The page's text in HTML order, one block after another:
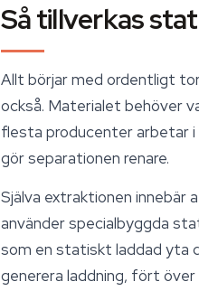
Så tillverkas
Allt börjar med ordentligt
också. Materialet behöver
flesta producenter arbetar i
gör separationen renare.
Själva extraktionen
använder specialbyggda
som en statiskt laddad yta
generera laddning, fört